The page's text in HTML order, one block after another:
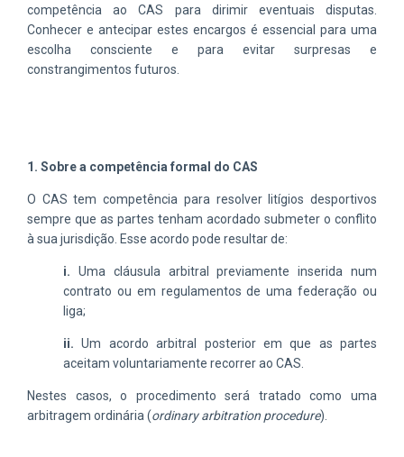
competência ao CAS para dirimir eventuais disputas.
Conhecer e antecipar estes encargos é essencial para uma
escolha consciente e para evitar surpresas e
constrangimentos futuros.
1. Sobre a competência formal do CAS
O CAS tem competência para resolver litígios desportivos
sempre que as partes tenham acordado submeter o conflito
à sua jurisdição. Esse acordo pode resultar de:
i. Uma cláusula arbitral previamente inserida num
contrato ou em regulamentos de uma federação ou
liga;
ii. Um acordo arbitral posterior em que as partes
aceitam voluntariamente recorrer ao CAS.
Nestes casos, o procedimento será tratado como uma
arbitragem ordinária (ordinary arbitration procedure).